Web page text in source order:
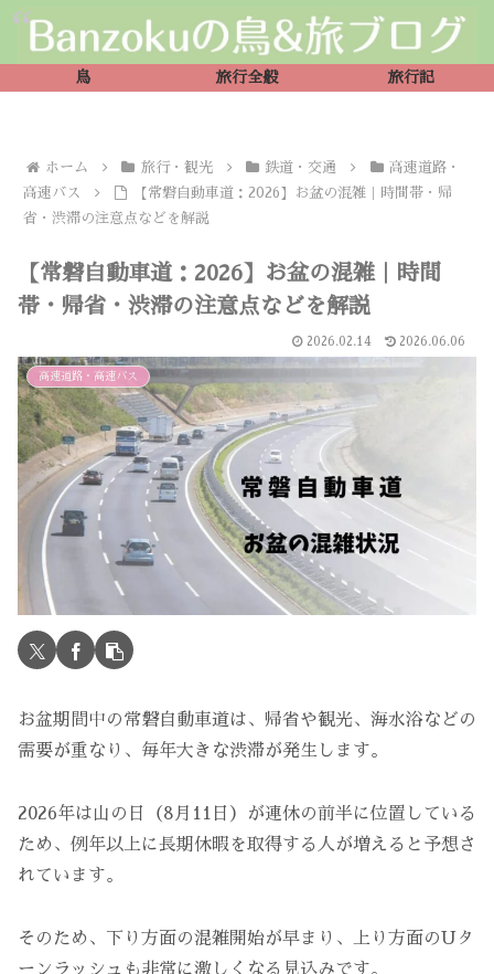
鳥 旅行全般 旅行記
ホーム 旅行・観光 鉄道・交通
高速道路・
高速バス
【常磐自動車道：2026】お盆の混雑｜時間帯・帰
省・渋滞の注意点などを解説
【常磐自動車道：2026】お盆の混雑｜時間
帯・帰省・渋滞の注意点などを解説
2026.02.14 2026.06.06
高速道路・高速バス
お盆期間中の常磐自動車道は、帰省や観光、海水浴などの
需要が重なり、毎年大きな渋滞が発生します。
2026年は山の日（8月11日）が連休の前半に位置している
ため、例年以上に長期休暇を取得する人が増えると予想さ
れています。
そのため、下り方面の混雑開始が早まり、上り方面のUタ
ーンラッシュも非常に激しくなる見込みです。